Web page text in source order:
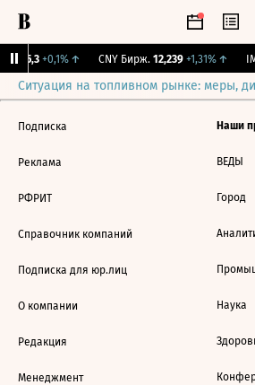
115,3 +0,1%↑ CNY Бирж. 12,239 +1,31%↑
Ситуация на топливном рынке: меры,
Подписка
Реклама
РФРИТ
Справочник компаний
Подписка для юр.лиц
О компании
Редакция
Менеджмент
Наши
ВЕДЫ
Город
Наука